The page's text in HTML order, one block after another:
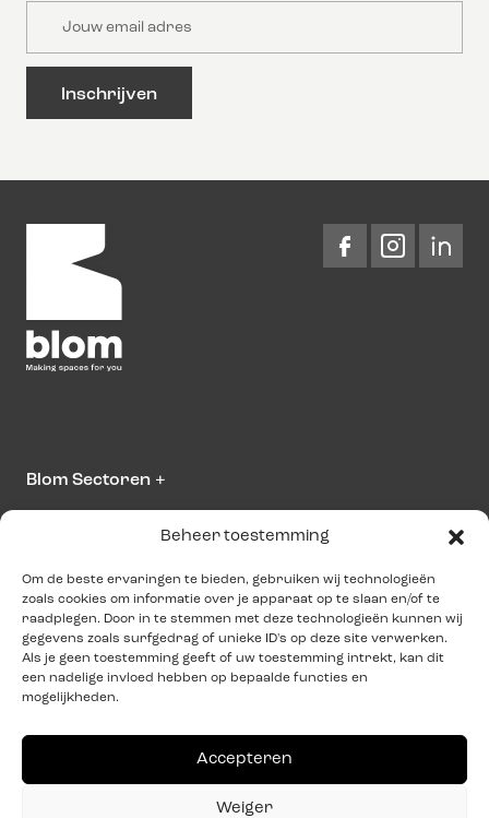
Beheer toestemming
Om de beste ervaringen te bieden, gebruiken wij technologieën
zoals cookies om informatie over je apparaat op te slaan en/of te
raadplegen. Door in te stemmen met deze technologieën kunnen wij
gegevens zoals surfgedrag of unieke ID's op deze site verwerken.
Als je geen toestemming geeft of uw toestemming intrekt, kan dit
een nadelige invloed hebben op bepaalde functies en
mogelijkheden.
Accepteren
Weiger
Blom Sectoren +
info@blominteriors.com
+31 (0)515 33 41 00